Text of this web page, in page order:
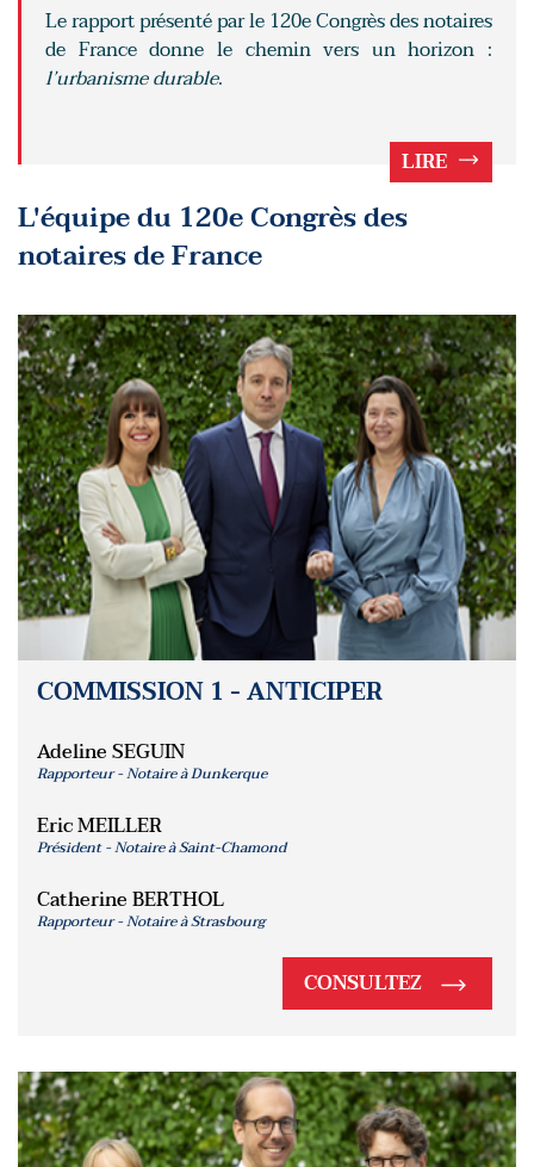
Le rapport présenté par le 120e Congrès des notaires
de France donne le chemin vers un horizon :
l’urbanisme durable.
LIRE
L'équipe du 120e Congrès des
notaires de France
COMMISSION 1 - ANTICIPER
Adeline SEGUIN
Rapporteur - Notaire à Dunkerque
Eric MEILLER
Président - Notaire à Saint-Chamond
Catherine BERTHOL
Rapporteur - Notaire à Strasbourg
CONSULTEZ